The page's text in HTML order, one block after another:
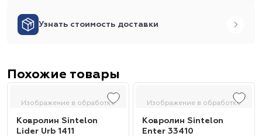
Узнать стоимость доставки
Похожие товары
Изображение в обработке
Ковролин Sintelon
Lider Urb 1411
Изображение в обработке
Ковролин Sintelon
Enter 33410